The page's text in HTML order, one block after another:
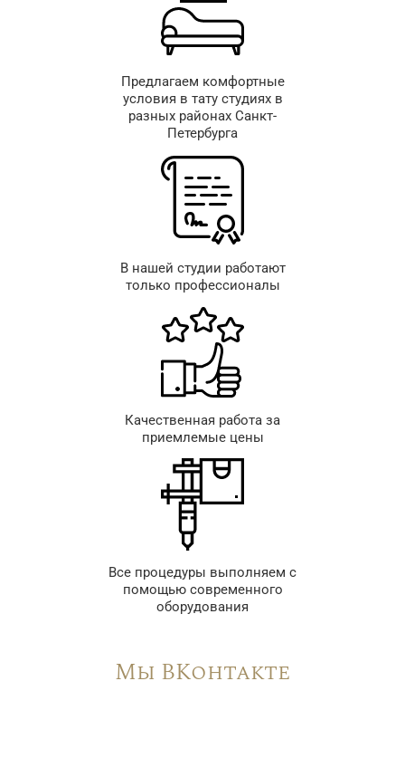
Предлагаем комфортные
условия в тату студиях в
разных районах Санкт-
Петербурга
В нашей студии работают
только профессионалы
Качественная работа за
приемлемые цены
Все процедуры выполняем с
помощью современного
оборудования
Мы ВКонтакте